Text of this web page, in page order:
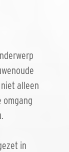
alleen
omgang
in